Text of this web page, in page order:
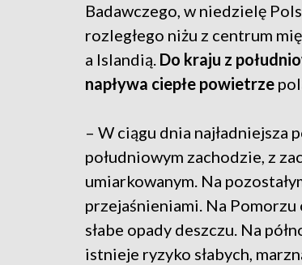
Badawczego, w niedzielę
rozległego niżu z centrum
a Islandią. Do kraju z
napływa ciepłe powietrze
– W ciągu dnia najładniejsza
południowym zachodzie, z
umiarkowanym. Na
przejaśnieniami. Na
słabe opady deszczu. Na
istnieje ryzyko słabych,